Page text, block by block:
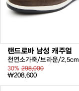
랜드로바 남성 캐주얼
천연소가죽/브라운/2.5cm
30% 298,000
₩208,600